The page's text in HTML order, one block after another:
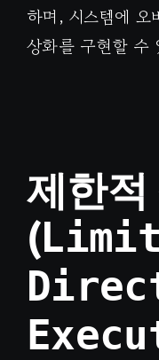
하며, 시스템에 오
상화를 구현할 수
제한적
(